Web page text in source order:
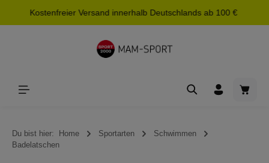
springen
Kostenfreier Versand innerhalb Deutschlands ab 100 €
Du bist hier: Home Sportarten
Schwimmen
Badelatschen